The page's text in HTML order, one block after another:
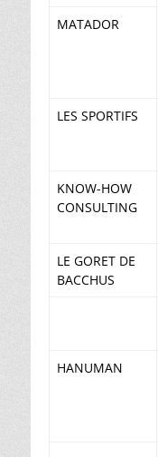
MATADOR
LES SPORTIFS
KNOW-HOW
CONSULTING
LE GORET DE
BACCHUS
HANUMAN